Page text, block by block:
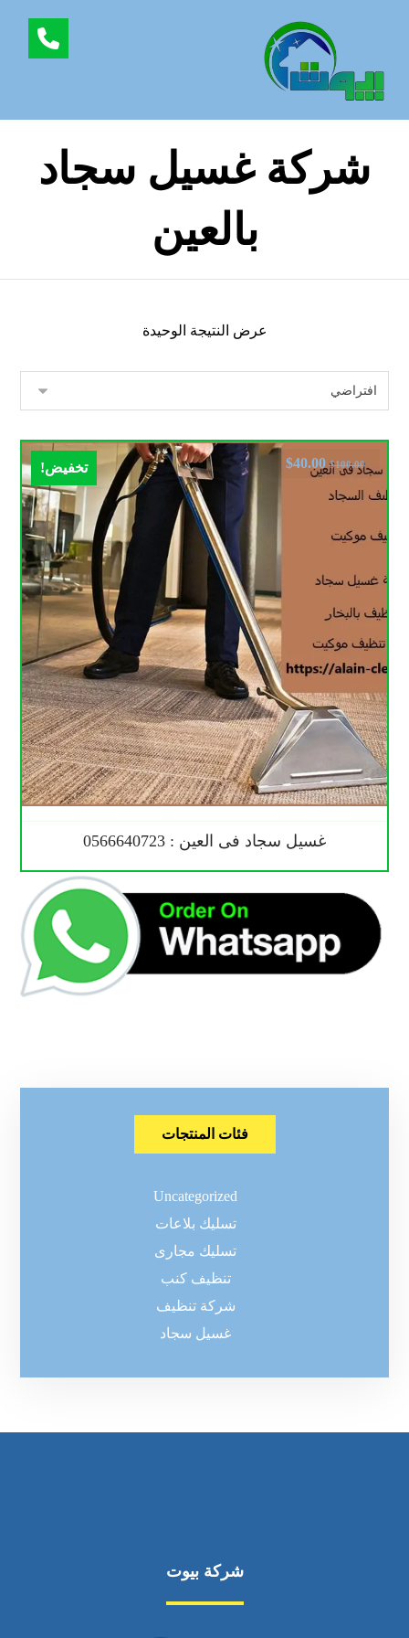
شركة غسيل سجاد
بالعين
عرض النتيجة الوحيدة
تخفيض!
غسيل سجاد فى العين : 0566640723
$100.00
$40.00
فئات المنتجات
Uncategorized
تسليك بلاعات
تسليك مجارى
تنظيف كنب
شركة تنظيف
غسيل سجاد
شركة بيوت